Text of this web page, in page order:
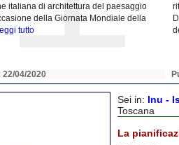
italiana di architettura del paesaggio
della Giornata Mondiale della
tutto
22/04/2020
Sei in: Inu -
Toscana
La